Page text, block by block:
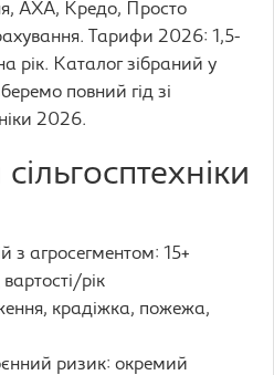
AXA, Кредо, Просто
Тарифи 2026: 1,5-
рік. Каталог зібраний у
повний гід зі
2026.
з агросегментом: 15+
рік
крадіжка, пожежа,
ризик: окремий